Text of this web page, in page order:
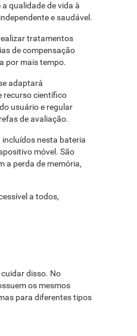
qualidade de vida à
e saudável.
tratamentos
de compensação
por mais tempo.
adaptará
recurso científico
usuário e regular
de avaliação.
nesta bateria
móvel. São
a perda de memória,
a todos,
disso. No
os mesmos
para diferentes tipos